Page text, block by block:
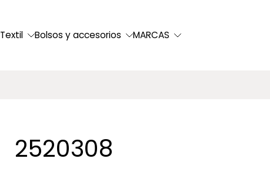
Textil Bolsos y accesorios MARCAS
2520308